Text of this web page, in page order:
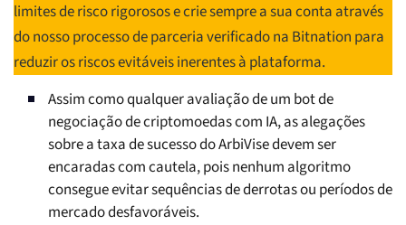
limites de risco rigorosos e crie sempre a sua conta através
do nosso processo de parceria verificado na Bitnation para
reduzir os riscos evitáveis inerentes à plataforma.
Assim como qualquer avaliação de um bot de
negociação de criptomoedas com IA, as alegações
sobre a taxa de sucesso do ArbiVise devem ser
encaradas com cautela, pois nenhum algoritmo
consegue evitar sequências de derrotas ou períodos de
mercado desfavoráveis.